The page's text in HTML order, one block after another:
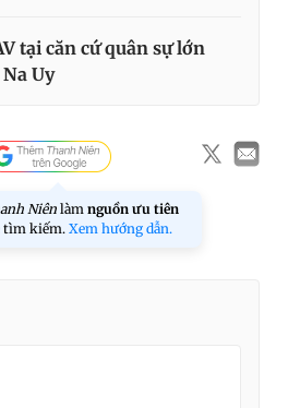
tại căn cứ quân sự lớn
Uy
Niên làm nguồn ưu tiên
tìm kiếm.Xem hướng dẫn.